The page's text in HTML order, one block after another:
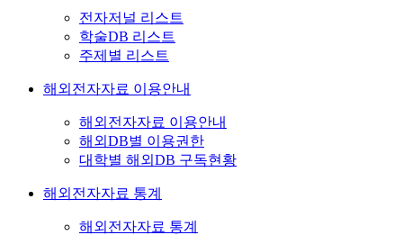
전자저널 리스트
학술DB 리스트
주제별 리스트
해외전자자료 이용안내
해외전자자료 이용안내
해외DB별 이용권한
대학별 해외DB 구독현황
해외전자자료 통계
해외전자자료 통계